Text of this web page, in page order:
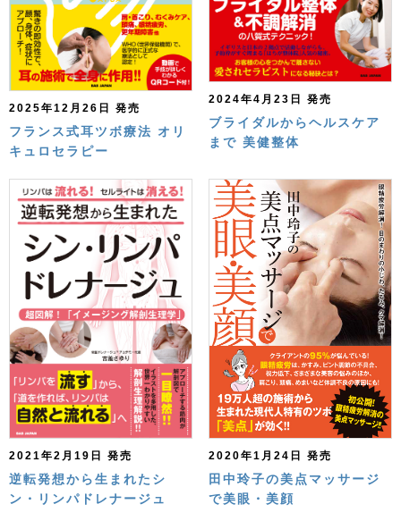
2025年12月26日 発売
フランス式耳ツボ療法 オリ
キュロセラピー
2024年4月23日 発売
ブライダルからヘルスケア
まで 美健整体
2021年2月19日 発売
逆転発想から生まれたシ
ン・リンパドレナージュ
2020年1月24日 発売
田中玲子の美点マッサージ
で美眼・美顔